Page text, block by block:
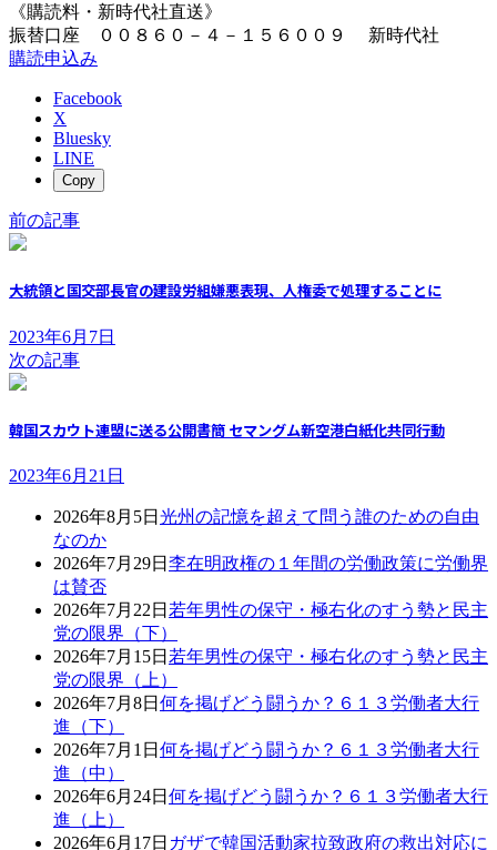
《購読料・新時代社直送》
振替口座 ００８６０－４－１５６００９ 新時代社
購読申込み
Facebook
X
Bluesky
LINE
Copy
前の記事
大統領と国交部長官の建設労組嫌悪表現、人権委で処理することに
2023年6月7日
次の記事
韓国スカウト連盟に送る公開書簡 セマングム新空港白紙化共同行動
2023年6月21日
2026年8月5日 光州の記憶を超えて問う誰のための自由
なのか
2026年7月29日 李在明政権の１年間の労働政策に労働界
は賛否
2026年7月22日 若年男性の保守・極右化のすう勢と民主
党の限界（下）
2026年7月15日 若年男性の保守・極右化のすう勢と民主
党の限界（上）
2026年7月8日 何を掲げどう闘うか？６１３労働者大行
進（下）
2026年7月1日 何を掲げどう闘うか？６１３労働者大行
進（中）
2026年6月24日 何を掲げどう闘うか？６１３労働者大行
進（上）
2026年6月17日 ガザで韓国活動家拉致政府の救出対応に